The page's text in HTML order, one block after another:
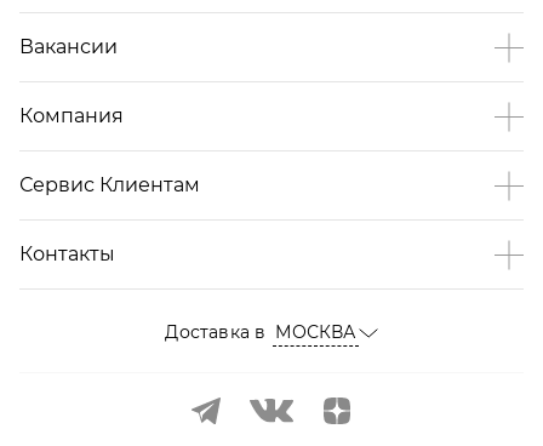
Вакансии
Компания
Сервис Клиентам
Контакты
Доставка в МОСКВА